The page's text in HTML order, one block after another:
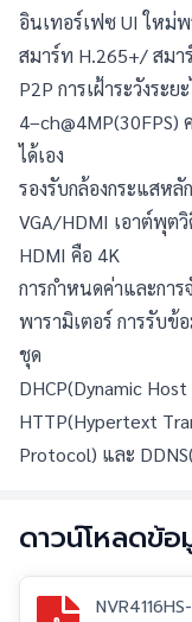
อินเทอร์เฟซ UI ใหม่
สมาร์ท H.265+/ สมา
P2P การเฝ้าระวังระ
ได้เอง
รองรับกล้องกระแสหลั
VGA/HDMI เอาต์พุต
HDMI คือ 4K
การกำหนดค่าและการ
พารามิเตอร์ การรับข้
ชุด
DHCP(Dynamic
HTTP(Hypertext
Protocol) และ
ดาวน์โหลดข้อ